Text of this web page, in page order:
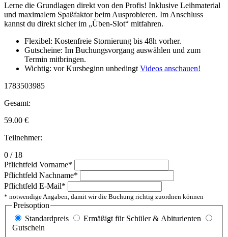
Lerne die Grundlagen direkt von den Profis! Inklusive Leihmaterial
und maximalem Spaßfaktor beim Ausprobieren. Im Anschluss
kannst du direkt sicher im „Üben-Slot“ mitfahren.
Flexibel: Kostenfreie Stornierung bis 48h vorher.
Gutscheine: Im Buchungsvorgang auswählen und zum
Termin mitbringen.
Wichtig: vor Kursbeginn unbedingt Videos anschauen!
1783503985
Gesamt:
59.00 €
Teilnehmer:
0 / 18
Pflichtfeld Vorname*
Pflichtfeld Nachname*
Pflichtfeld E-Mail*
* notwendige Angaben, damit wir die Buchung richtig zuordnen können
Preisoption
Standardpreis
Ermäßigt für Schüler & Abiturienten
Gutschein